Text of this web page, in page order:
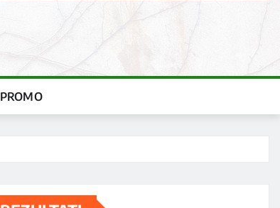
PROMO